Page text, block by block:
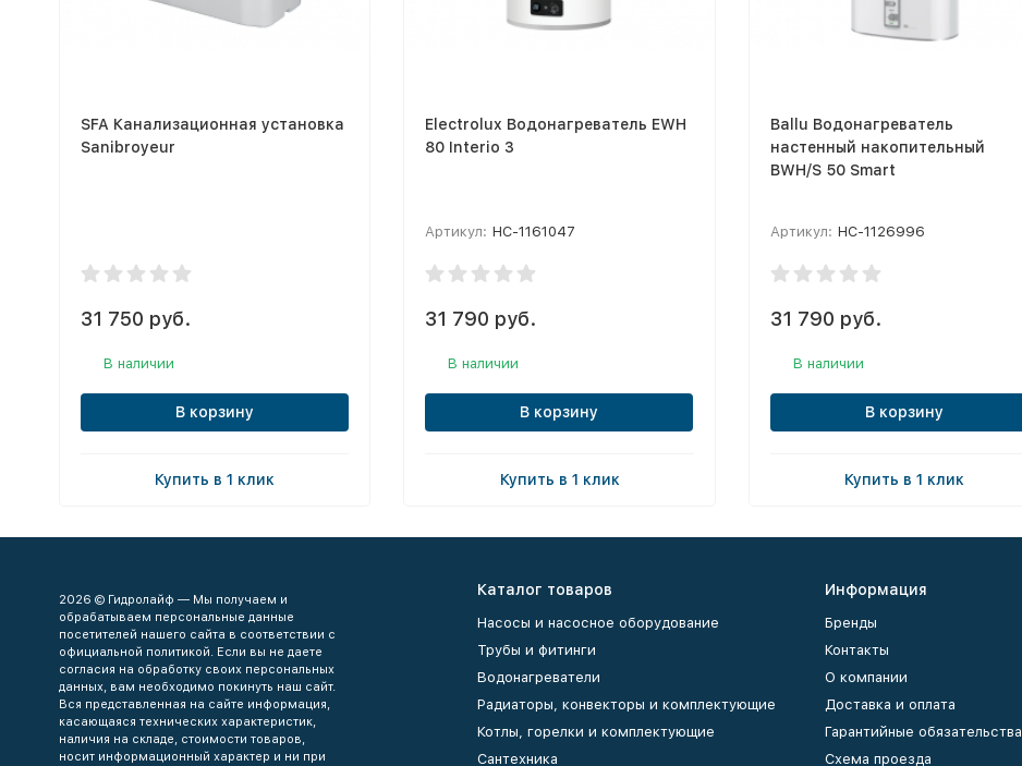
SFA Канализационная установка
Sanibroyeur
31 750 руб.
В наличии
В корзину
Купить в 1 клик
Electrolux Водонагреватель EWH
80 Interio 3
Артикул: НС-1161047
31 790 руб.
В наличии
В корзину
Купить в 1 клик
Ballu Водонагреватель
настенный накопительный
BWH/S 50 Smart
Артикул: НС-1126996
31 790 руб.
В наличии
В корзину
Купить в 1 клик
2026 © Гидролайф — Мы получаем и
обрабатываем персональные данные
посетителей нашего сайта в соответствии с
официальной политикой. Если вы не даете
согласия на обработку своих персональных
данных, вам необходимо покинуть наш сайт.
Вся представленная на сайте информация,
касающаяся технических характеристик,
наличия на складе, стоимости товаров,
носит информационный характер и ни при
Каталог товаров
Насосы и насосное оборудование
Трубы и фитинги
Водонагреватели
Радиаторы, конвекторы и комплектующие
Котлы, горелки и комплектующие
Сантехника
Информация
Бренды
Контакты
О компании
Доставка и оплата
Гарантийные обязательства
Схема проезда